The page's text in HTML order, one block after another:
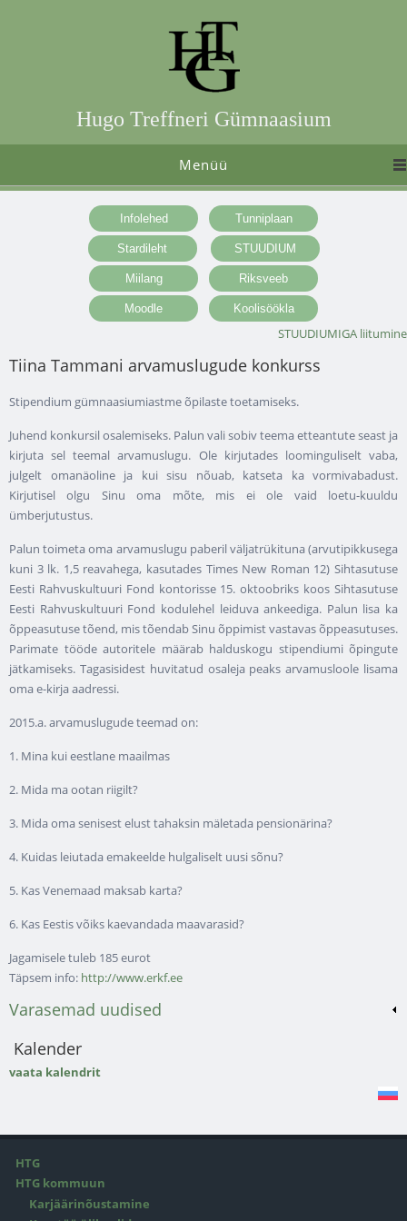
Hugo Treffneri Gümnaasium
Menüü
STUUDIUMIGA liitumine
Tiina Tammani arvamuslugude konkurss
Stipendium gümnaasiumiastme õpilaste toetamiseks.
Juhend konkursil osalemiseks. Palun vali sobiv teema etteantute seast ja
kirjuta sel teemal arvamuslugu. Ole kirjutades loominguliselt vaba,
julgelt omanäoline ja kui sisu nõuab, katseta ka vormivabadust.
Kirjutisel olgu Sinu oma mõte, mis ei ole vaid loetu-kuuldu
ümberjutustus.
Palun toimeta oma arvamuslugu paberil väljatrükituna (arvutipikkusega
kuni 3 lk. 1,5 reavahega, kasutades Times New Roman 12) Sihtasutuse
Eesti Rahvuskultuuri Fond kontorisse 15. oktoobriks koos Sihtasutuse
Eesti Rahvuskultuuri Fond kodulehel leiduva ankeediga. Palun lisa ka
õppeasutuse tõend, mis tõendab Sinu õppimist vastavas õppeasutuses.
Parimate tööde autoritele määrab halduskogu stipendiumi õpingute
jätkamiseks. Tagasisidest huvitatud osaleja peaks arvamusloole lisama
oma e-kirja aadressi.
2015.a. arvamuslugude teemad on:
1. Mina kui eestlane maailmas
2. Mida ma ootan riigilt?
3. Mida oma senisest elust tahaksin mäletada pensionärina?
4. Kuidas leiutada emakeelde hulgaliselt uusi sõnu?
5. Kas Venemaad maksab karta?
6. Kas Eestis võiks kaevandada maavarasid?
Jagamisele tuleb 185 eurot
Täpsem info: http://www.erkf.ee
Varasemad uudised
Kalender
vaata kalendrit
HTG
HTG kommuun
Karjäärinõustamine